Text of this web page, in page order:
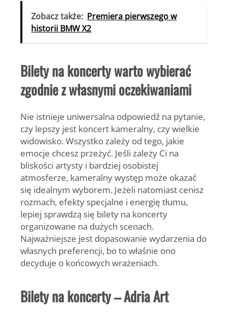
Zobacz także: Premiera pierwszego w
historii BMW X2
Bilety na koncerty warto wybierać
zgodnie z własnymi oczekiwaniami
Nie istnieje uniwersalna odpowiedź na pytanie,
czy lepszy jest koncert kameralny, czy wielkie
widowisko. Wszystko zależy od tego, jakie
emocje chcesz przeżyć. Jeśli zależy Ci na
bliskości artysty i bardziej osobistej
atmosferze, kameralny występ może okazać
się idealnym wyborem. Jeżeli natomiast cenisz
rozmach, efekty specjalne i energię tłumu,
lepiej sprawdzą się bilety na koncerty
organizowane na dużych scenach.
Najważniejsze jest dopasowanie wydarzenia do
własnych preferencji, bo to właśnie ono
decyduje o końcowych wrażeniach.
Bilety na koncerty – Adria Art